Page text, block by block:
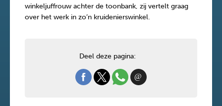
winkeljuffrouw achter de toonbank, zij vertelt graag
over het werk in zo’n kruidenierswinkel.
Deel deze pagina: